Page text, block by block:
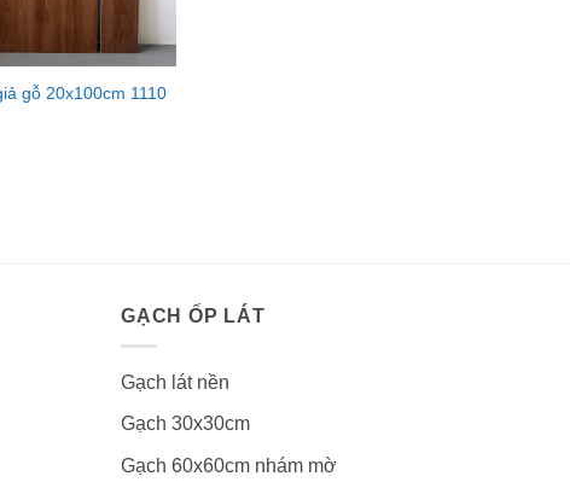
gỗ 20x100cm 1110
GẠCH ỐP LÁT
Gạch lát nền
Gạch 30x30cm
Gạch 60x60cm nhám mờ